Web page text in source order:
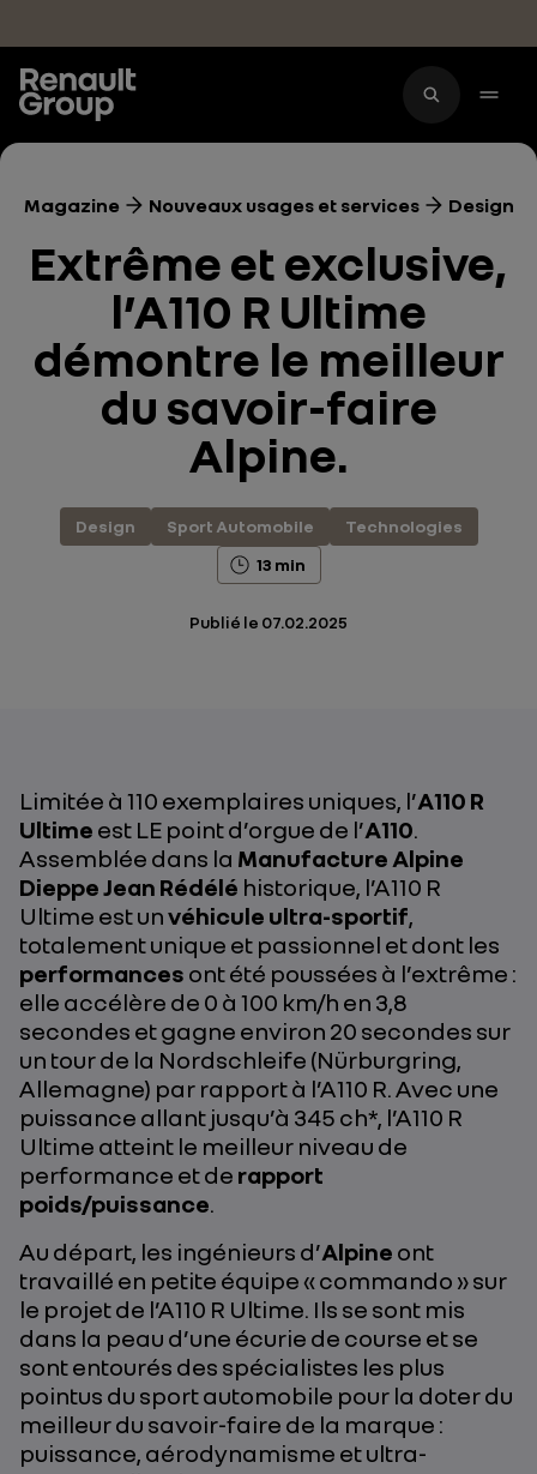
Magazine Nouveaux usages et services Design
Extrême et exclusive,
l’A110 R Ultime
démontre le meilleur
du savoir-faire
Alpine.
Design Sport Automobile
Technologies
13 min
Publié le 07.02.2025
Limitée à 110 exemplaires uniques, l’A110 R
Ultime est LE point d’orgue de l’A110.
Assemblée dans la Manufacture Alpine
Dieppe Jean Rédélé historique, l’A110 R
Ultime est unvéhicule ultra-sportif,
totalement unique et passionnel et dont les
performances ont été poussées à l’extrême :
elle accélère de 0 à 100 km/h en 3,8
secondes et gagne environ 20 secondes sur
un tour de la Nordschleife (Nürburgring,
Allemagne) par rapport à l’A110 R. Avec une
puissance allant jusqu’à 345 ch*, l’A110 R
Ultime atteint le meilleur niveau de
performance et de rapport
poids/puissance.
Au départ, les ingénieurs d’Alpine ont
travaillé en petite équipe « commando » sur
le projet de l’A110 R Ultime. Ils se sont mis
dans la peau d’une écurie de course et se
sont entourés des spécialistes les plus
pointus du sport automobile pour la doter du
meilleur du savoir-faire de la marque :
puissance, aérodynamisme et ultra-